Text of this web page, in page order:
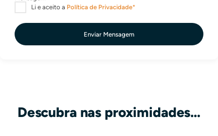
Enviar Mensagem
Descubra nas proximidades…